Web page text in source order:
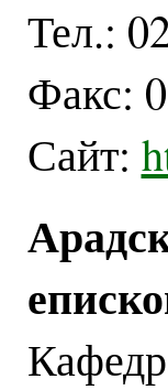
Тел.:
Факс:
Сайт: